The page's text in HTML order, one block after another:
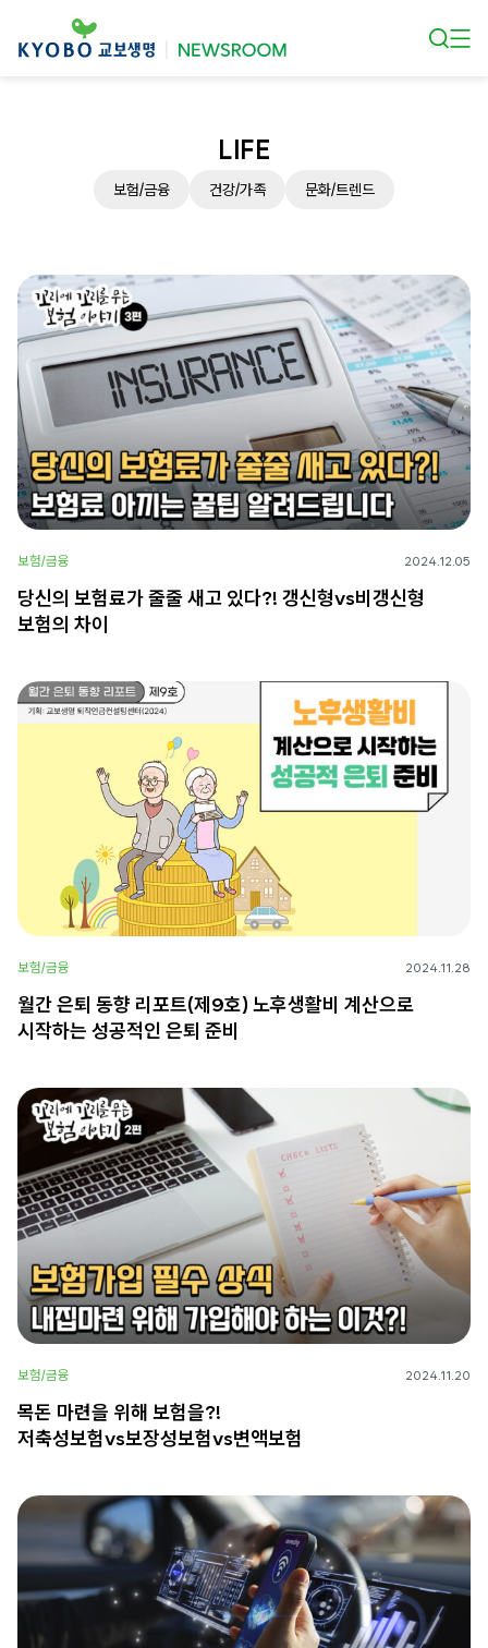
LIFE
보험/금융 건강/가족 문화/트렌드
보험/금융 2024.12.05
당신의 보험료가 줄줄 새고 있다?! 갱신형vs비갱신형
보험의 차이
보험/금융 2024.11.28
월간 은퇴 동향 리포트(제9호) 노후생활비 계산으로
시작하는 성공적인 은퇴 준비
보험/금융 2024.11.20
목돈 마련을 위해 보험을?!
저축성보험vs보장성보험vs변액보험